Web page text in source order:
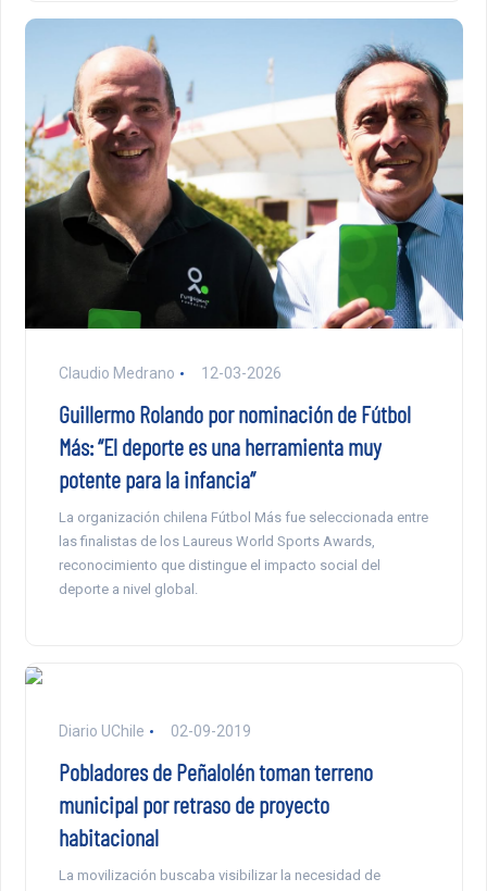
Claudio Medrano 12-03-2026
Guillermo Rolando por nominación de Fútbol
Más: “El deporte es una herramienta muy
potente para la infancia”
La organización chilena Fútbol Más fue seleccionada entre
las finalistas de los Laureus World Sports Awards,
reconocimiento que distingue el impacto social del
deporte a nivel global.
Diario UChile 02-09-2019
Pobladores de Peñalolén toman terreno
municipal por retraso de proyecto
habitacional
La movilización buscaba visibilizar la necesidad de